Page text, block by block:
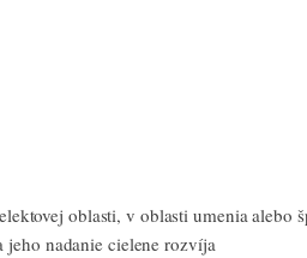
oblasti, v oblasti umenia alebo
nadanie cielene rozvíja